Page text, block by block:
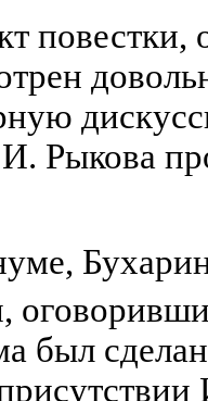
повестки,
Рыкова
был